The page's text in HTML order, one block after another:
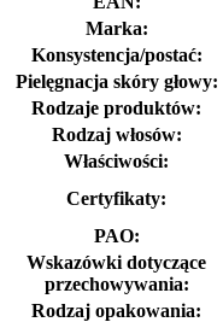
Marka:
Konsystencja/postać:
Pielęgnacja skóry głowy:
Rodzaje produktów:
Rodzaj włosów:
Właściwości:
Certyfikaty:
PAO:
Wskazówki dotyczące
przechowywania:
Rodzaj opakowania: